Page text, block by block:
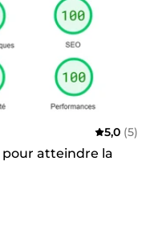
5,0 (5)
pour atteindre la